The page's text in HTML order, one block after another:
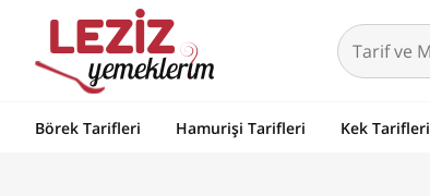
Börek Tarifleri Hamurişi Tarifleri Kek Tarifleri